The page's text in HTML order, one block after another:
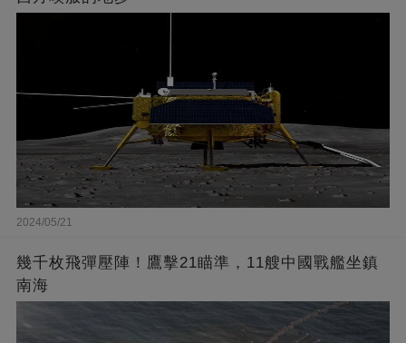
2024/05/21
幾千枚飛彈壓陣！鷹擊21瞄準，11艘中國戰艦坐鎮
南海